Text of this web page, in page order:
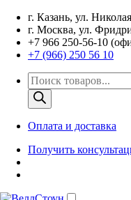
г. Казань, ул.
г. Москва, ул.
+7 966 250-56-10
+7 (966) 250 56 10
Поиск
товаров
Оплата и доставка
Получить